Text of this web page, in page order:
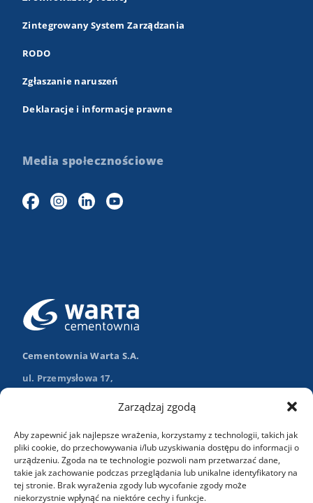
Zarządzaj zgodą
Aby zapewnić jak najlepsze wrażenia, korzystamy z technologii, takich jak
pliki cookie, do przechowywania i/lub uzyskiwania dostępu do informacji o
urządzeniu. Zgoda na te technologie pozwoli nam przetwarzać dane,
takie jak zachowanie podczas przeglądania lub unikalne identyfikatory na
tej stronie. Brak wyrażenia zgody lub wycofanie zgody może
niekorzystnie wpłynąć na niektóre cechy i funkcje.
Zintegrowany System Zarządzania
RODO
Zgłaszanie naruszeń
Deklaracje i informacje prawne
Media społecznościowe
Cementownia Warta S.A.
ul. Przemysłowa 17,
Nawiguj w Google Maps
+48 (43) 84 13 003
info@wartasa.com.pl